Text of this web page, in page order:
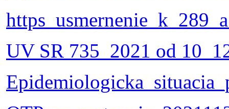
UV SR 735_2021 od